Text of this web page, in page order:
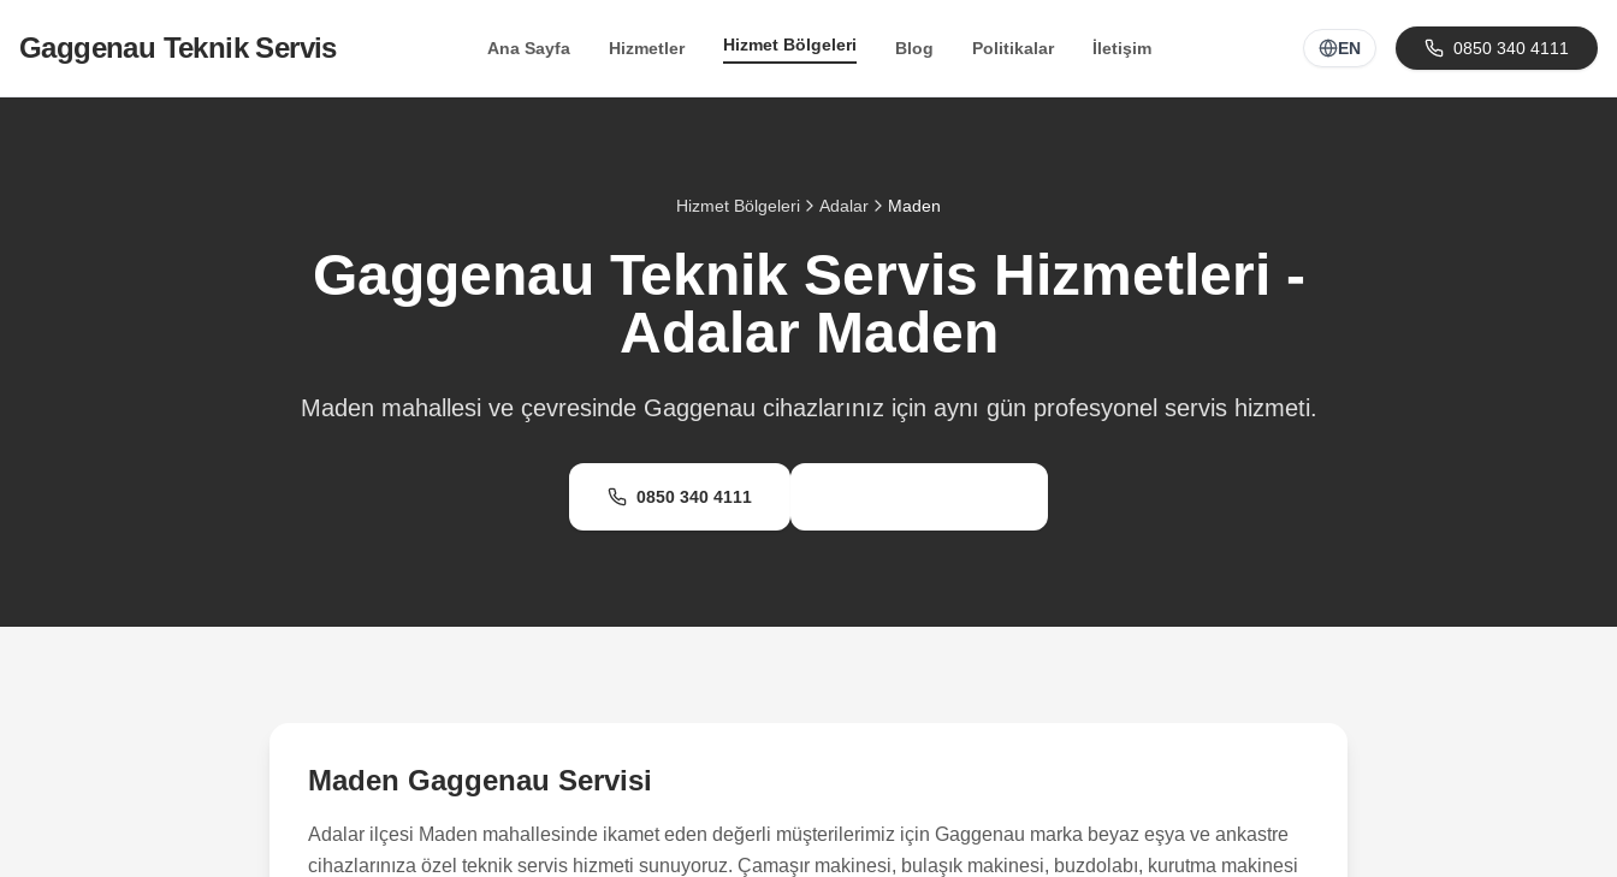
Gaggenau Teknik Servis Ana Sayfa Hizmetler Hizmet Bölgeleri Blog Politikalar İletişim EN 0850 340 4111
Hizmet Bölgeleri Adalar Maden
Gaggenau Teknik Servis Hizmetleri -
Adalar Maden
Maden mahallesi ve çevresinde Gaggenau cihazlarınız için aynı gün profesyonel servis hizmeti.
0850 340 4111
Maden Gaggenau Servisi
Adalar ilçesi Maden mahallesinde ikamet eden değerli müşterilerimiz için Gaggenau marka beyaz eşya ve ankastre
cihazlarınıza özel teknik servis hizmeti sunuyoruz. Çamaşır makinesi, bulaşık makinesi, buzdolabı, kurutma makinesi